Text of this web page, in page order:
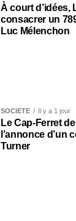
À court d’idées,
consacrer un
Luc Mélenchon
SOCIÉTÉ Il y a 1 jour
Le Cap-Ferret
l’annonce d’un
Turner